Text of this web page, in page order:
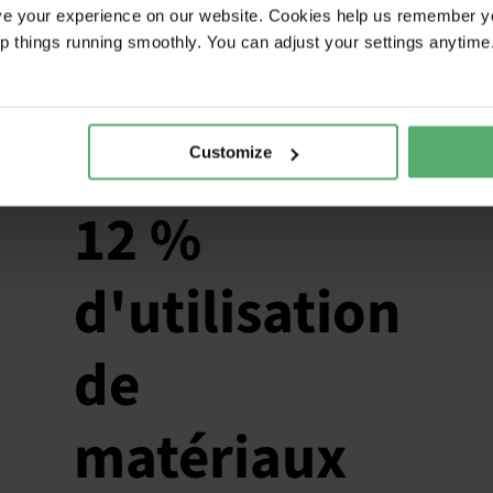
your experience on our website. Cookies help us remember
things running smoothly. You can adjust your settings
Customize
un événement exclusif de lancement et
webinaire du nouveau rapport de
12 %
d'utilisation
de
matériaux